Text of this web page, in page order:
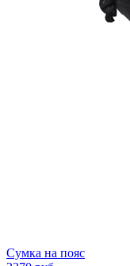
Сумка на пояс